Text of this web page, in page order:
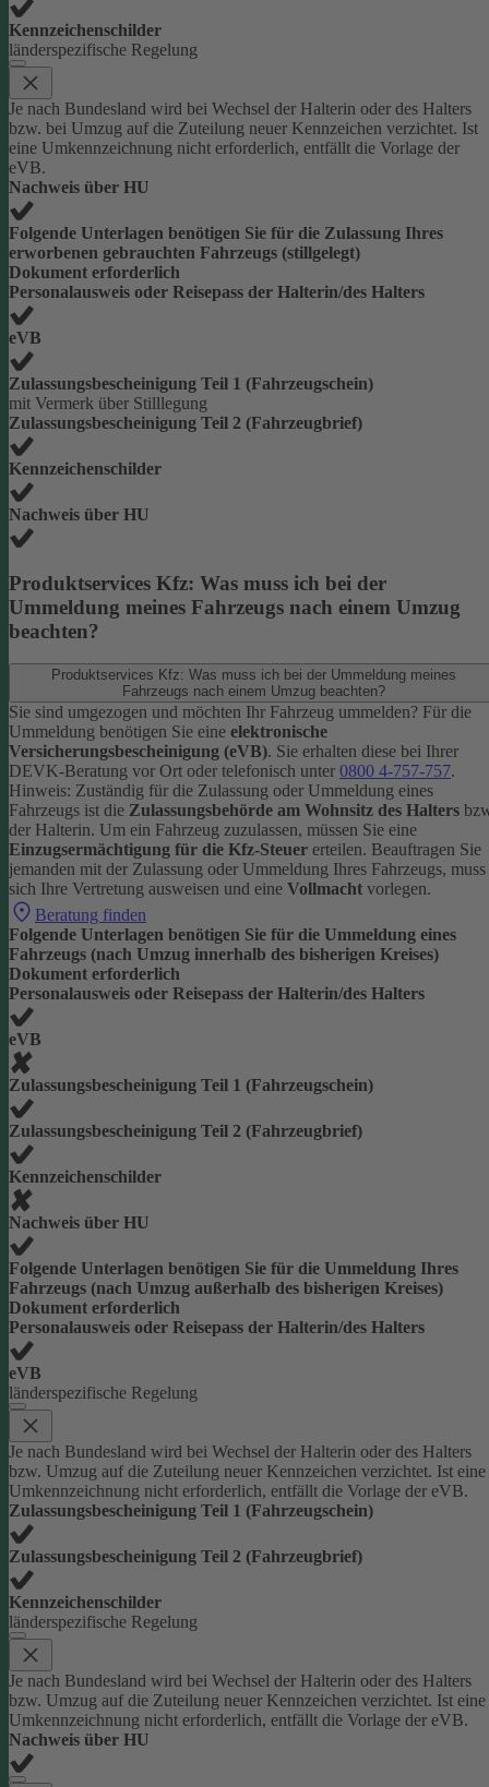
Kennzeichenschilder
länderspezifische Regelung
Je nach Bundesland wird bei Wechsel der Halterin oder des Halters
bzw. bei Umzug auf die Zuteilung neuer Kennzeichen verzichtet. Ist
eine Umkennzeichnung nicht erforderlich, entfällt die Vorlage der
eVB.
Nachweis über HU
Folgende Unterlagen benötigen Sie für die Zulassung Ihres
erworbenen gebrauchten Fahrzeugs (stillgelegt)
Dokument erforderlich
Personalausweis oder Reisepass der Halterin/des Halters
eVB
Zulassungsbescheinigung Teil 1 (Fahrzeugschein)
mit Vermerk über Stilllegung
Zulassungsbescheinigung Teil 2 (Fahrzeugbrief)
Kennzeichenschilder
Nachweis über HU
Produktservices Kfz: Was muss ich bei der
Ummeldung meines Fahrzeugs nach einem Umzug
beachten?
Produktservices Kfz: Was muss ich bei der Ummeldung meines
Fahrzeugs nach einem Umzug beachten?
Sie sind umgezogen und möchten Ihr Fahrzeug ummelden? Für die
Ummeldung benötigen Sie eine elektronische
Versicherungsbescheinigung (eVB). Sie erhalten diese bei Ihrer
DEVK-Beratung vor Ort oder telefonisch unter 0800 4-757-757.
Hinweis: Zuständig für die Zulassung oder Ummeldung eines
Fahrzeugs ist die Zulassungsbehörde am Wohnsitz des Halters
der Halterin. Um ein Fahrzeug zuzulassen, müssen Sie eine
Einzugsermächtigung für die Kfz-Steuer erteilen. Beauftragen Sie
jemanden mit der Zulassung oder Ummeldung Ihres Fahrzeugs, muss
sich Ihre Vertretung ausweisen und eine Vollmacht vorlegen.
Beratung finden
Folgende Unterlagen benötigen Sie für die Ummeldung eines
Fahrzeugs (nach Umzug innerhalb des bisherigen Kreises)
Dokument erforderlich
Personalausweis oder Reisepass der Halterin/des Halters
eVB
Zulassungsbescheinigung Teil 1 (Fahrzeugschein)
Zulassungsbescheinigung Teil 2 (Fahrzeugbrief)
Kennzeichenschilder
Nachweis über HU
Folgende Unterlagen benötigen Sie für die Ummeldung Ihres
Fahrzeugs (nach Umzug außerhalb des bisherigen Kreises)
Dokument erforderlich
Personalausweis oder Reisepass der Halterin/des Halters
eVB
länderspezifische Regelung
Je nach Bundesland wird bei Wechsel der Halterin oder des Halters
bzw. Umzug auf die Zuteilung neuer Kennzeichen verzichtet. Ist eine
Umkennzeichnung nicht erforderlich, entfällt die Vorlage der eVB.
Zulassungsbescheinigung Teil 1 (Fahrzeugschein)
Zulassungsbescheinigung Teil 2 (Fahrzeugbrief)
Kennzeichenschilder
länderspezifische Regelung
Je nach Bundesland wird bei Wechsel der Halterin oder des Halters
bzw. Umzug auf die Zuteilung neuer Kennzeichen verzichtet. Ist eine
Umkennzeichnung nicht erforderlich, entfällt die Vorlage der eVB.
Nachweis über HU